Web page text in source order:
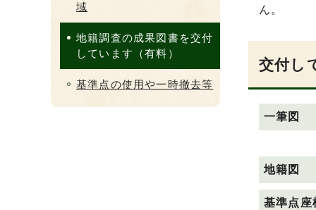
ん。
交付し
一筆図
地籍図
基準点座
域
地籍調査の成果図書を交付
しています（有料）
基準点の使用や一時撤去等